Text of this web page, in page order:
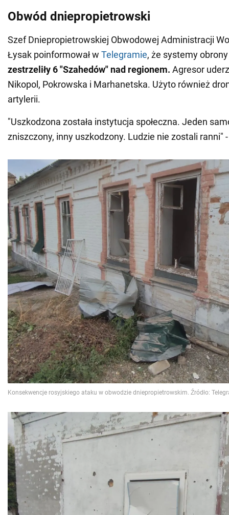
Obwód dniepropietrowski
Szef Dniepropietrowskiej Obwodowej Administracji
Łysak poinformował w Telegramie, że systemy
zestrzeliły 6 "Szahedów" nad regionem. Agresor
Nikopol, Pokrowska i Marhanetska. Użyto również
artylerii.
"Uszkodzona została instytucja społeczna. Jeden
zniszczony, inny uszkodzony. Ludzie nie zostali ranni"